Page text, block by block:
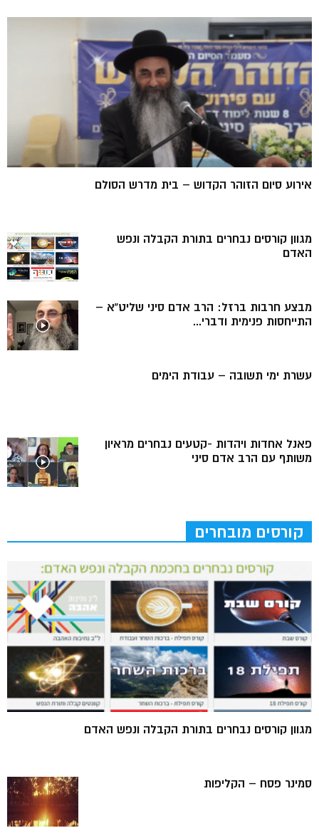
אירוע סיום הזוהר הקדוש – בית מדרש הסולם
מגוון קורסים נבחרים בתורת הקבלה ונפש
האדם
מבצע חרבות ברזל: הרב אדם סיני שליט”א –
התייחסות פנימית ודברי...
עשרת ימי תשובה – עבודת הימים
פאנל אחדות ויהדות -קטעים נבחרים מראיון
משותף עם הרב אדם סיני
קורסים מובחרים
מגוון קורסים נבחרים בתורת הקבלה ונפש האדם
סמינר פסח – הקליפות